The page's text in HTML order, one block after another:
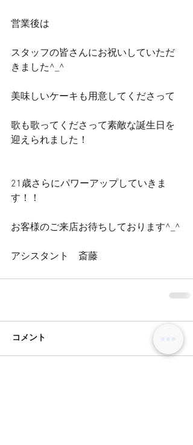
営業後は
スタッフの皆さんにお祝いしていただ
きました^_^
美味しいケーキも用意してくださって
歌も歌ってくださって素敵な誕生日を
迎えられました！
21歳さらにパワーアップしていきま
す！！
お客様のご来店お待ちしております^_^
アシスタント　斎藤
コメント